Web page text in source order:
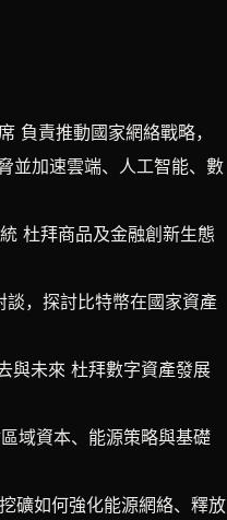
負責推動國家網絡戰略，
並加速雲端、人工智能、數
杜拜商品及金融創新生態
，探討比特幣在國家資產
未來 杜拜數字資產發展
域資本、能源策略與基礎
礦如何強化能源網絡、釋放